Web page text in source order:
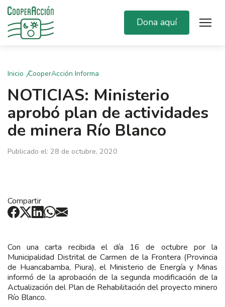
Dona aquí
Inicio CooperAcción Informa
NOTICIAS: Ministerio
aprobó plan de actividades
de minera Río Blanco
Publicado el: 28 de octubre, 2020
Compartir
Con una carta recibida el día 16 de octubre por la
Municipalidad Distrital de Carmen de la Frontera (Provincia
de Huancabamba, Piura), el Ministerio de Energía y Minas
informó de la aprobación de la segunda modificación de la
Actualización del Plan de Rehabilitación del proyecto minero
Río Blanco.